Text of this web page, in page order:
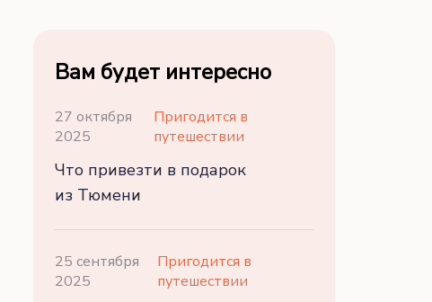
Вам будет интересно
27 октября
2025
Пригодится в
путешествии
Что привезти в подарок
из Тюмени
25 сентября
2025
Пригодится в
путешествии